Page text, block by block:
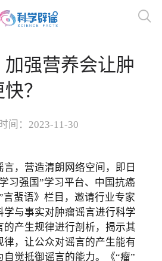
强营养会让肿
？
时间： 2023-11-30
，营造清朗网络空间，即日
习强国”学习平台、中国抗癌
言蜚语》栏目，邀请行业专家
学与事实对肿瘤谣言进行科学
产生规律进行剖析，揭示其
律，让公众对谣言的产生能有
觉抵御谣言的能力。《“瘤”